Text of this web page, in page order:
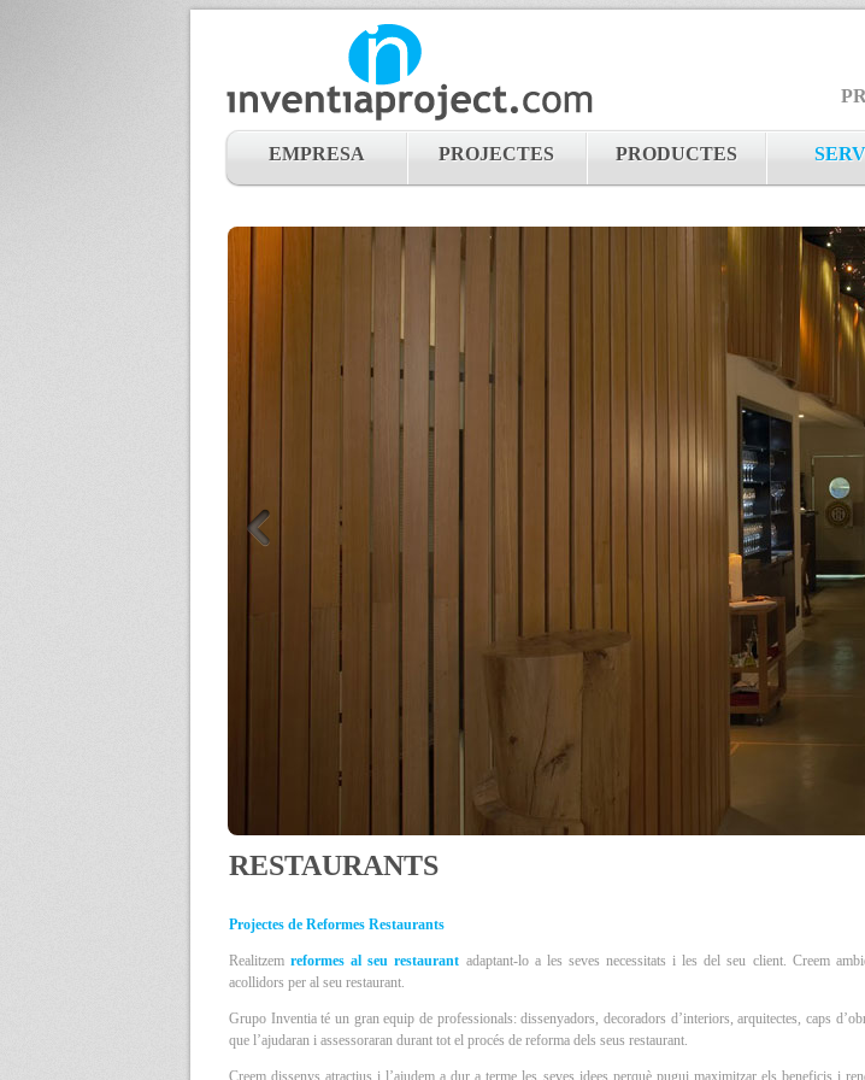
EMPRESA PROJECTES PRODUCTES
RESTAURANTS
Projectes de Reformes Restaurants
Realitzemreformes al seu restaurant adaptant-lo a les seves necessitats i les del seu client. Creem
acollidors per al seu restaurant.
Grupo Inventia té un gran equip de professionals: dissenyadors, decoradors d’interiors, arquitectes, caps
que l’ajudaran i assessoraran durant tot el procés de reforma dels seus restaurant.
Creem dissenys atractius i l’ajudem a dur a terme les seves idees perquè pugui maximitzar els beneficis i